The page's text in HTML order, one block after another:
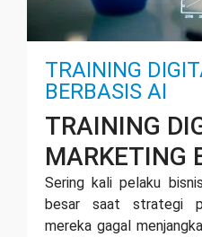
TRAINING
BERBASIS AI
TRAINING
MARKETING
Sering kali pelaku
besar saat strategi
mereka gagal